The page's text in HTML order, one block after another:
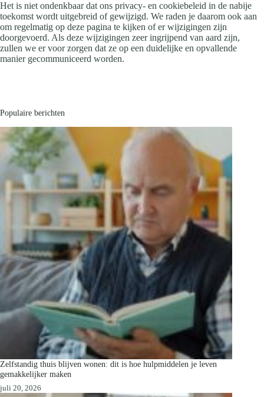
Het is niet ondenkbaar dat ons privacy- en cookiebeleid in de nabije
toekomst wordt uitgebreid of gewijzigd. We raden je daarom ook aan
om regelmatig op deze pagina te kijken of er wijzigingen zijn
doorgevoerd. Als deze wijzigingen zeer ingrijpend van aard zijn,
zullen we er voor zorgen dat ze op een duidelijke en opvallende
manier gecommuniceerd worden.
Populaire berichten
Zelfstandig thuis blijven wonen: dit is hoe hulpmiddelen je leven
gemakkelijker maken
juli 20, 2026